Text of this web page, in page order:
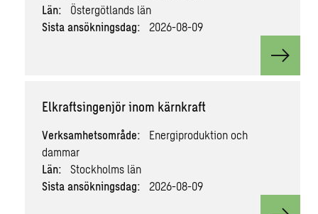
Län:
Östergötlands län
Sista ansökningsdag:
2026-08-09
View
Elkraftsingenjör inom kärnkraft
Verksamhetsområde:
Energiproduktion och
dammar
Län:
Stockholms län
Sista ansökningsdag:
2026-08-09